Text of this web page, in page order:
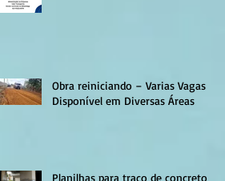
Obra reiniciando – Varias Vagas
Disponível em Diversas Áreas
Planilhas para traço de concreto